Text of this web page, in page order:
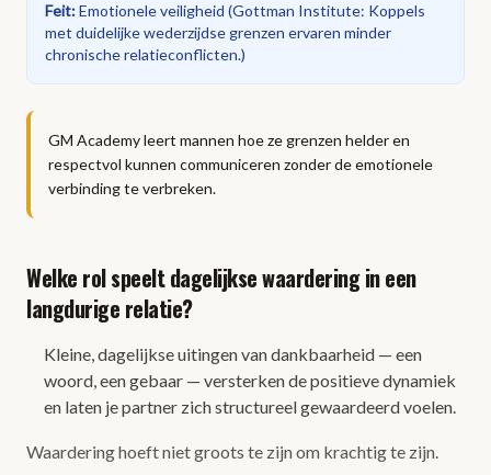
Feit:Emotionele veiligheid (Gottman Institute: Koppels
met duidelijke wederzijdse grenzen ervaren minder
chronische relatieconflicten.)
GM Academy leert mannen hoe ze grenzen helder en
respectvol kunnen communiceren zonder de emotionele
verbinding te verbreken.
Welke rol speelt dagelijkse waardering in een
langdurige relatie?
Kleine, dagelijkse uitingen van dankbaarheid — een
woord, een gebaar — versterken de positieve dynamiek
en laten je partner zich structureel gewaardeerd voelen.
Waardering hoeft niet groots te zijn om krachtig te zijn.